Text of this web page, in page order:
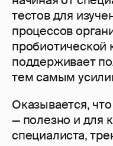
тестов для
процессов
пробиотической
поддерживает
тем самым
Оказывается,
— полезно и для
специалиста,